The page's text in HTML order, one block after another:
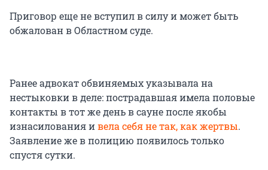
Приговор еще не вступил в силу и может быть
обжалован в Областном суде.
Ранее адвокат обвиняемых указывала на
нестыковки в деле: пострадавшая имела половые
контакты в тот же день в сауне после якобы
изнасилования ивела себя не так, как жертвы.
Заявление же в полицию появилось только
спустя сутки.